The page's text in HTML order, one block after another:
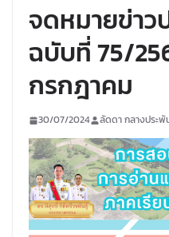
จดหมายข่าว
ฉบับที่ 75/
กรกฎาคม
30/07/2024 ลัดดา กลางประพั